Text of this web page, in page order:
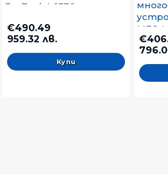
EcoTank L6376
€490.49
959.32 лв.
MFC-